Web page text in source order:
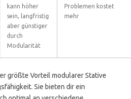
kann höher
sein, langfristig
aber günstiger
durch
Modularität
Problemen kostet
mehr
größte Vorteil modularer Stative
Sie bieten dir ein